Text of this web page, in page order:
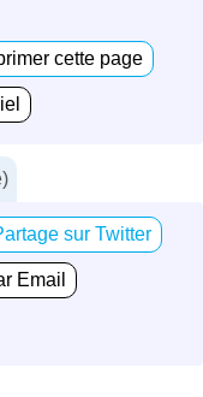
cette page
sur Twitter
Email